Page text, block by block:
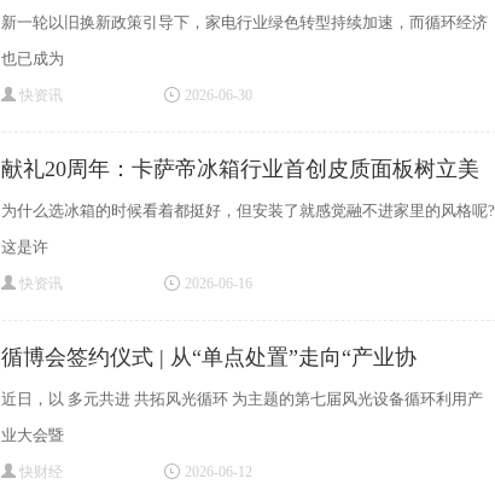
新一轮以旧换新政策引导下，家电行业绿色转型持续加速，而循环经济
也已成为
快资讯 2026-06-30
献礼20周年：卡萨帝冰箱行业首创皮质面板树立美
为什么选冰箱的时候看着都挺好，但安装了就感觉融不进家里的风格呢?
这是许
快资讯 2026-06-16
循博会签约仪式 | 从“单点处置”走向“产业协
近日，以 多元共进 共拓风光循环 为主题的第七届风光设备循环利用产
业大会暨
快财经 2026-06-12